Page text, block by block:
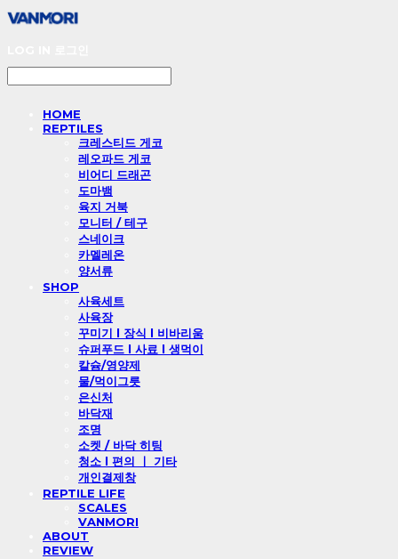
HOME
REPTILES
크레스티드 게코
레오파드 게코
비어디 드래곤
도마뱀
육지 거북
모니터 / 테구
스네이크
카멜레온
양서류
SHOP
사육세트
사육장
꾸미기 l 장식 l 비바리움
슈퍼푸드 l 사료 l 생먹이
칼슘/영양제
물/먹이그릇
은신처
바닥재
조명
소켓 / 바닥 히팅
청소 l 편의 ㅣ 기타
개인결제창
REPTILE LIFE
SCALES
VANMORI
ABOUT
REVIEW